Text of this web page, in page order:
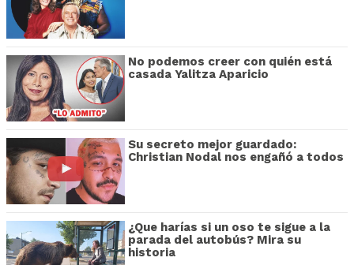
No podemos creer con quién está
casada Yalitza Aparicio
Su secreto mejor guardado:
Christian Nodal nos engañó a todos
¿Que harías si un oso te sigue a la
parada del autobús? Mira su
historia